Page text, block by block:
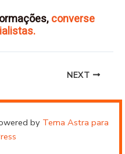
, converse
NEXT
by Tema Astra para